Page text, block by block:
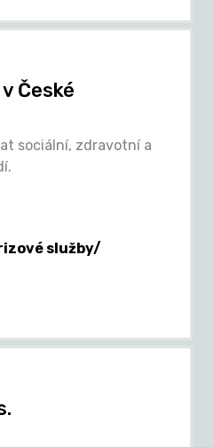
České
sociální, zdravotní a
služby/